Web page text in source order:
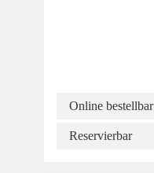
Online bestellbar
Reservierbar